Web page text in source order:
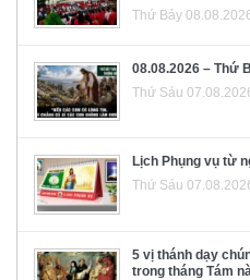
Thứ Bảy
08.08.2026 – Thứ
Thứ Sáu
Lịch Phụng vụ từ
Thứ Sáu
5 vị thánh dạy
trong tháng Tám